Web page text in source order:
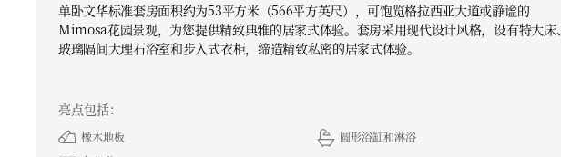
单卧文华标准套房面积约为53平方米（566平方英尺），可饱览格拉西亚大道或静谧的
Mimosa花园景观，为您提供精致典雅的居家式体验。套房采用现代设计风格，设有特大床、
玻璃隔间大理石浴室和步入式衣柜，缔造精致私密的居家式体验。
亮点包括：
橡木地板
圆形浴缸和淋浴